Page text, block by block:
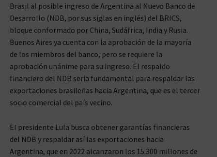
Brasil al posible ingreso de Argentina al Nuevo Banco de
Desarrollo (NDB, por sus siglas en inglés) del BRICS,
bloque conformado por China, Sudáfrica, India y Rusia.
Buenos Aires ya cuenta con la aprobación de la mayoría
de los miembros del banco, pero se requiere la
aprobación unánime para su ingreso. El respaldo
financiero del NDB sería fundamental para respaldar las
exportaciones brasileñas hacia Argentina, que es el tercer
socio comercial del país vecino.
El presidente Lula busca obtener garantías financieras
del NDB y respaldar así las exportaciones hacia
Argentina, que en 2022 alcanzaron los 15.300 millones de